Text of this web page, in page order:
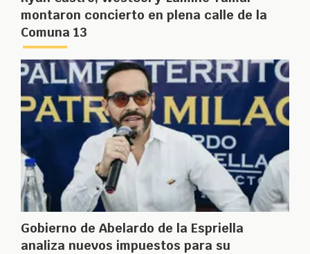
montaron concierto en plena calle de la
Comuna 13
Gobierno de Abelardo de la Espriella
analiza nuevos impuestos para su